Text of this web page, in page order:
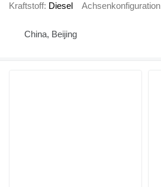
Kraftstoff Diesel Achsenkonfiguration
China, Beijing